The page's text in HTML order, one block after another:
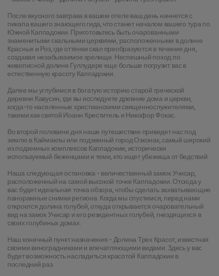
После вкусного завтрака в вашем отеле ваш день начнется с
пикапа вашего знающего гида, что станет началом вашего тура по
Южной Каппадокии. Приготовьтесь быть очарованными
знаменитыми скальными церквями, расположенными в долине
Красных и Роз, где оттенки скал преобразуются в течение дня,
создавая незабываемое зрелище. Неспешный поход по
живописной долине Гуллудере еще больше погрузит вас в
естественную красоту Каппадокии.
Далее мы углубимся в богатую историю старой греческой
деревни Кавусин, где вы исследуете древние дома и церкви,
когда-то населенные христианскими священнослужителями,
такими как святой Иоанн Креститель и Никофор Фокас.
Во второй половине дня наше путешествие приведет нас под
землю в Каймаклы или подземный город Озконак, самый широкий
из подземных комплексов Каппадокии, исторически
используемый беженцами и теми, кто ищет убежища от бедствий.
Наша следующая остановка - величественный замок Учисар,
расположенный на самой высокой точке Каппадокии. Отсюда у
вас будет идеальная точка обзора, чтобы сделать захватывающие
панорамные снимки региона. Когда мы спустимся, перед нами
откроется долина голубей, откуда открывается очаровательный
вид на замок Учисар и его резидентных голубей, гнездящихся в
своих голубиных домах.
Наш конечный пункт назначения - Долина Трех Красот, известная
своими виноградниками и впечатляющими видами. Здесь у вас
будет возможность насладиться красотой Каппадокии в
последний раз.